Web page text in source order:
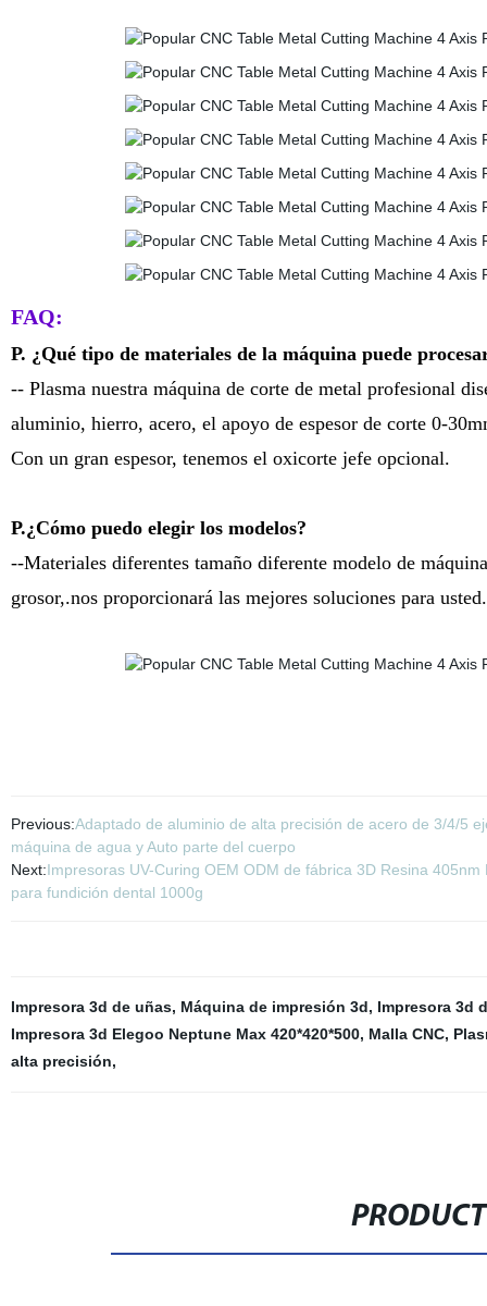
FAQ:
P. ¿Qué tipo de materiales de la máquina puede
-- Plasma nuestra máquina de corte de metal profesional
aluminio, hierro, acero, el apoyo de espesor de corte 0-
Con un gran espesor, tenemos el oxicorte jefe opcional.
P.¿Cómo puedo elegir los modelos?
--Materiales diferentes tamaño diferente modelo de
grosor,.nos proporcionará las mejores soluciones para
Previous:Adaptado de aluminio de alta precisión de acero de 3/4/5
máquina de agua y Auto parte del cuerpo
Next:Impresoras UV-Curing OEM ODM de fábrica 3D Resina
para fundición dental 1000g
Impresora 3d de uñas, Máquina de impresión 3d, Impresora 3d
Impresora 3d Elegoo Neptune Max 420*420*500, Malla CNC,
alta precisión,